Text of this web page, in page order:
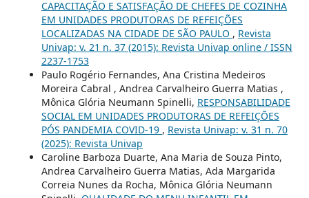
CAPACITAÇÃO E SATISFAÇÃO DE CHEFES DE COZINHA
EM UNIDADES PRODUTORAS DE REFEIÇÕES
LOCALIZADAS NA CIDADE DE SÃO PAULO , Revista
Univap: v. 21 n. 37 (2015): Revista Univap online / ISSN
2237-1753
Paulo Rogério Fernandes, Ana Cristina Medeiros
Moreira Cabral , Andrea Carvalheiro Guerra Matias ,
Mônica Glória Neumann Spinelli, RESPONSABILIDADE
SOCIAL EM UNIDADES PRODUTORAS DE REFEIÇÕES
PÓS PANDEMIA COVID-19 , Revista Univap: v. 31 n. 70
(2025): Revista Univap
Caroline Barboza Duarte, Ana Maria de Souza Pinto,
Andrea Carvalheiro Guerra Matias, Ada Margarida
Correia Nunes da Rocha, Mônica Glória Neumann